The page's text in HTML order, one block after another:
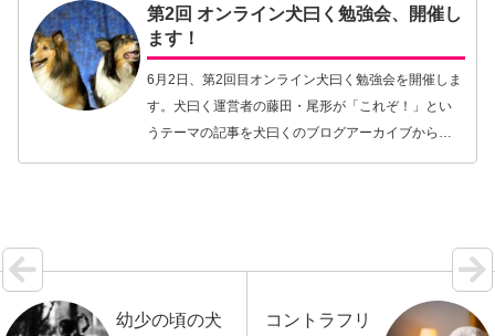
第2回 オンライン犬曰く勉強会、開催し
ます！
6月2日、第2回目オンライン犬曰く勉強会を開催しま
す。犬曰く運営者の藤田・尾形が「これぞ！」とい
うテーマの記事を犬曰くのブログアーカイブから発
掘し、それを元に定期的な勉強会を開催することに
幼少の頃の犬
コントラフリ